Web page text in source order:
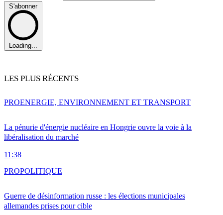
S'abonner
Loading...
LES PLUS RÉCENTS
La pénurie d'énergie nucléaire en Hongrie ouvre la voie à la
libéralisation du marché
11:38
PROENERGIE, ENVIRONNEMENT ET TRANSPORT
Guerre de désinformation russe : les élections municipales
allemandes prises pour cible
PROPOLITIQUE